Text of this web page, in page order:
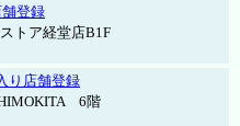
登録
トア経堂店B1F
り店舗登録
6階